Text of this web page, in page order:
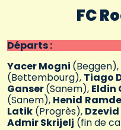
FC
Départs :
Yacer Mogni (Beggen),
(Bettembourg), Tiago
Ganser(Sanem), Eldin
(Sanem), Henid
Latik (Progrès),
Admir Skrijelj (fin de